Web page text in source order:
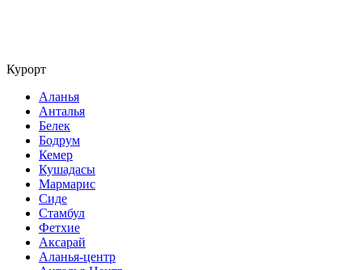
Курорт
Аланья
Анталья
Белек
Бодрум
Кемер
Кушадасы
Мармарис
Сиде
Стамбул
Фетхие
Аксарай
Аланья-центр